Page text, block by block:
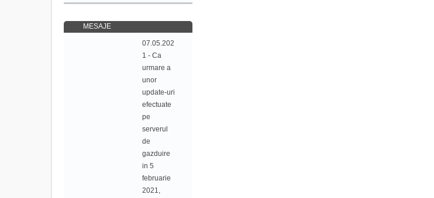
MESAJE
07.05.202
1 - Ca
urmare a
unor
update-uri
efectuate
pe
serverul
de
gazduire
in 5
februarie
2021,